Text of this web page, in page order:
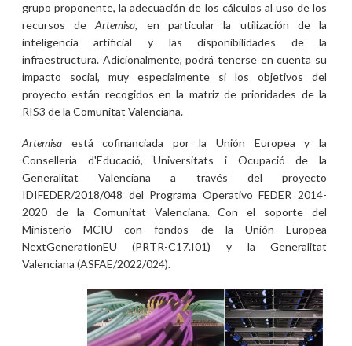
grupo proponente, la adecuación de los cálculos al uso de los
recursos deArtemisa, en particular la utilización de la
inteligencia artificial y las disponibilidades de la
infraestructura. Adicionalmente, podrá tenerse en cuenta su
impacto social, muy especialmente si los objetivos del
proyecto están recogidos en la matriz de prioridades de la
RIS3 de la Comunitat Valenciana.
Artemisaestá cofinanciada por la Unión Europea y la
Conselleria d'Educació, Universitats i Ocupació de la
Generalitat Valenciana a través del proyecto
IDIFEDER/2018/048 del Programa Operativo FEDER 2014-
2020 de la Comunitat Valenciana. Con el soporte del
Ministerio MCIU con fondos de la Unión Europea
NextGenerationEU (PRTR-C17.I01) y la Generalitat
Valenciana (ASFAE/2022/024).